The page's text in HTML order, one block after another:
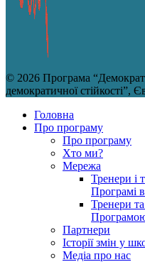
© 2026 Програма
демократичної стійкості”,
Головна
Про програму
Про програму
Хто ми?
Мережа
Тренери і
Програмі
Тренери
Партнери
Історії змін у
Медіа про нас